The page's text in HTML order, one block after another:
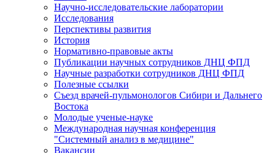
Научно-исследовательские лаборатории
Исследования
Перспективы развития
История
Нормативно-правовые акты
Публикации научных сотрудников ДНЦ ФПД
Научные разработки сотрудников ДНЦ ФПД
Полезные ссылки
Съезд врачей-пульмонологов Сибири и Дальнего
Востока
Молодые ученые-науке
Международная научная конференция
"Системный анализ в медицине"
Вакансии